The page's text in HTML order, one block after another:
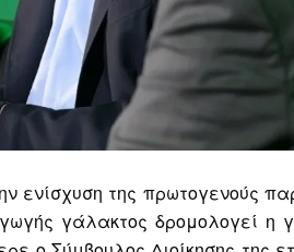
ενίσχυση της πρωτογενούς
γάλακτος δρομολογεί η